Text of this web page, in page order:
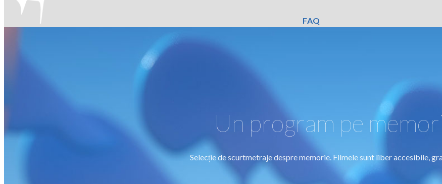
FAQ
Un program pe
Selecție de scurtmetraje despre memorie. Filmele sunt liber accesibile,